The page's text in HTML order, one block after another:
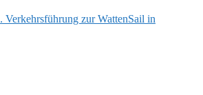
Verkehrsführung zur WattenSail in